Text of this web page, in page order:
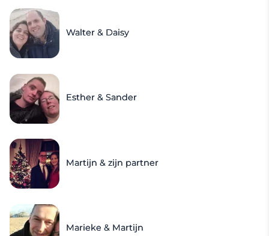
Walter & Daisy
Esther & Sander
Martijn & zijn partner
Marieke & Martijn